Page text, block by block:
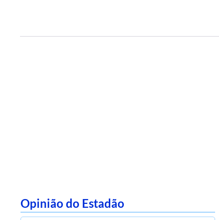
Opinião do Estadão